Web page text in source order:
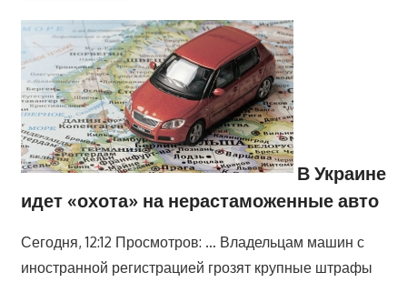
В Украине
идет «охота» на нерастаможенные авто
Сегодня, 12:12 Просмотров: … Владельцам машин с
иностранной регистрацией грозят крупные штрафы